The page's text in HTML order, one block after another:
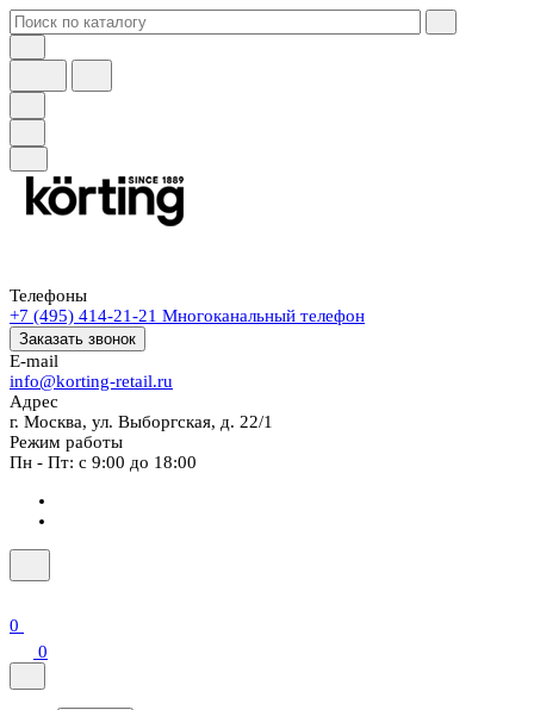
Телефоны
+7 (495) 414-21-21 Многоканальный телефон
Заказать звонок
E-mail
info@korting-retail.ru
Адрес
г. Москва, ул. Выборгская, д. 22/1
Режим работы
Пн - Пт: с 9:00 до 18:00
0
0